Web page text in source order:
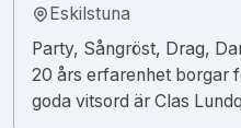
Eskilstuna
Party, Sångröst, Drag,
20 års erfarenhet borgar
goda vitsord är Clas